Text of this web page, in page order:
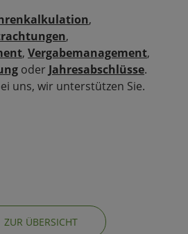
,
,
, Vergabemanagement,
oder Jahresabschlüsse.
uns, wir unterstützen Sie.
ZUR ÜBERSICHT